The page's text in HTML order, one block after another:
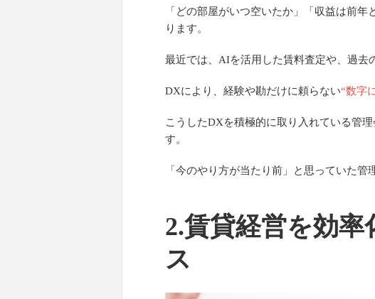
「どの部屋がいつ空いたか」「収益は前
ります。
最近では、AIを活用した賃料査定や、過去
DXにより、経験や勘だけに頼らない“数字
こうしたDXを積極的に取り入れている管
す。
「今のやり方が当たり前」と思っていた
2.賃貸経営を効
ス